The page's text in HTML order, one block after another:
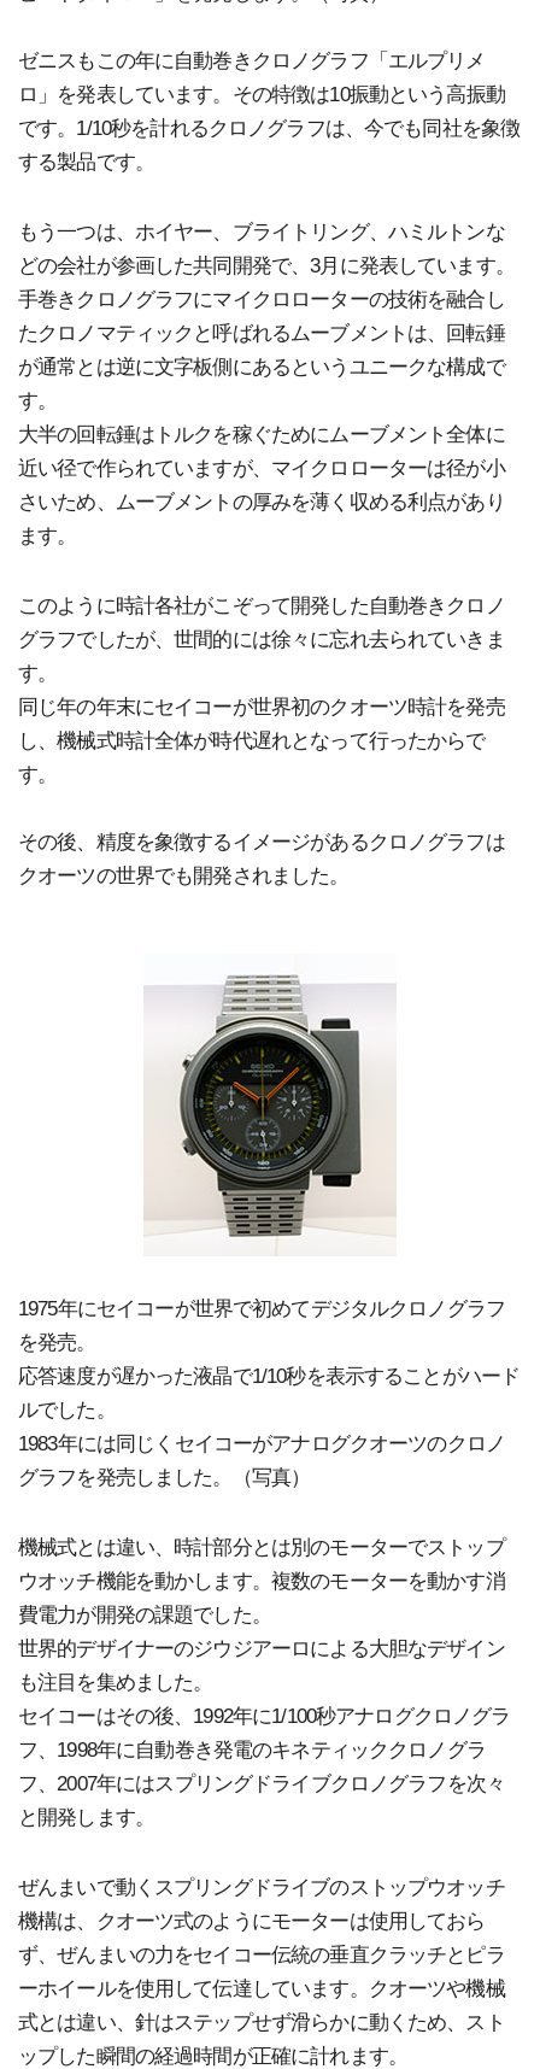
ゼニスもこの年に自動巻きクロノグラフ「エルプリメ
ロ」を発表しています。その特徴は10振動という高振動
です。1/10秒を計れるクロノグラフは、今でも同社を象徴
する製品です。
もう一つは、ホイヤー、ブライトリング、ハミルトンな
どの会社が参画した共同開発で、3月に発表しています。
手巻きクロノグラフにマイクロローターの技術を融合し
たクロノマティックと呼ばれるムーブメントは、回転錘
が通常とは逆に文字板側にあるというユニークな構成で
す。
大半の回転錘はトルクを稼ぐためにムーブメント全体に
近い径で作られていますが、マイクロローターは径が小
さいため、ムーブメントの厚みを薄く収める利点があり
ます。
このように時計各社がこぞって開発した自動巻きクロノ
グラフでしたが、世間的には徐々に忘れ去られていきま
す。
同じ年の年末にセイコーが世界初のクオーツ時計を発売
し、機械式時計全体が時代遅れとなって行ったからで
す。
その後、精度を象徴するイメージがあるクロノグラフは
クオーツの世界でも開発されました。
1975年にセイコーが世界で初めてデジタルクロノグラフ
を発売。
応答速度が遅かった液晶で1/10秒を表示することがハード
ルでした。
1983年には同じくセイコーがアナログクオーツのクロノ
グラフを発売しました。（写真）
機械式とは違い、時計部分とは別のモーターでストップ
ウオッチ機能を動かします。複数のモーターを動かす消
費電力が開発の課題でした。
世界的デザイナーのジウジアーロによる大胆なデザイン
も注目を集めました。
セイコーはその後、1992年に1/100秒アナログクロノグラ
フ、1998年に自動巻き発電のキネティッククロノグラ
フ、2007年にはスプリングドライブクロノグラフを次々
と開発します。
ぜんまいで動くスプリングドライブのストップウオッチ
機構は、クオーツ式のようにモーターは使用しておら
ず、ぜんまいの力をセイコー伝統の垂直クラッチとピラ
ーホイールを使用して伝達しています。クオーツや機械
式とは違い、針はステップせず滑らかに動くため、スト
ップした瞬間の経過時間が正確に計れます。